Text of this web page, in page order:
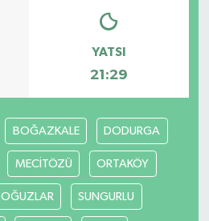
YATSI
21:29
BOĞAZKALE DODURGA
MECİTÖZÜ ORTAKÖY
OĞUZLAR SUNGURLU